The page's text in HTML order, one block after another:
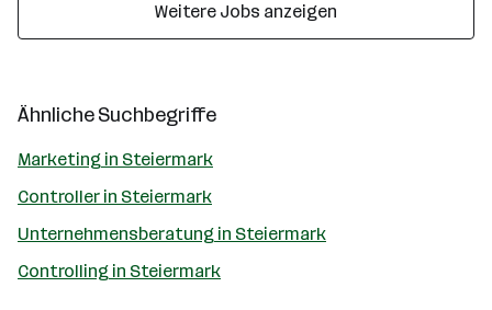
Weitere Jobs anzeigen
Ähnliche Suchbegriffe
Marketing in Steiermark
Controller in Steiermark
Unternehmensberatung in Steiermark
Controlling in Steiermark